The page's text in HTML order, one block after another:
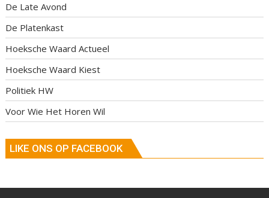
De Late Avond
De Platenkast
Hoeksche Waard Actueel
Hoeksche Waard Kiest
Politiek HW
Voor Wie Het Horen Wil
LIKE ONS OP FACEBOOK